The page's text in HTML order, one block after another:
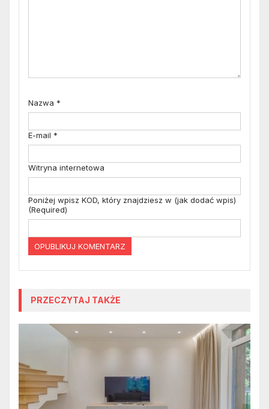
Nazwa *
E-mail *
Witryna internetowa
Poniżej wpisz KOD, który znajdziesz w (jak dodać wpis)
(Required)
PRZECZYTAJ TAKŻE